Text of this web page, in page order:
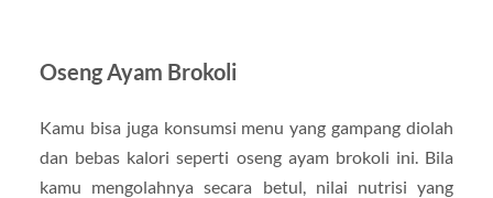
Oseng Ayam Brokoli
Kamu bisa juga konsumsi menu yang gampang diolah
dan bebas kalori seperti oseng ayam brokoli ini. Bila
kamu mengolahnya secara betul, nilai nutrisi yang